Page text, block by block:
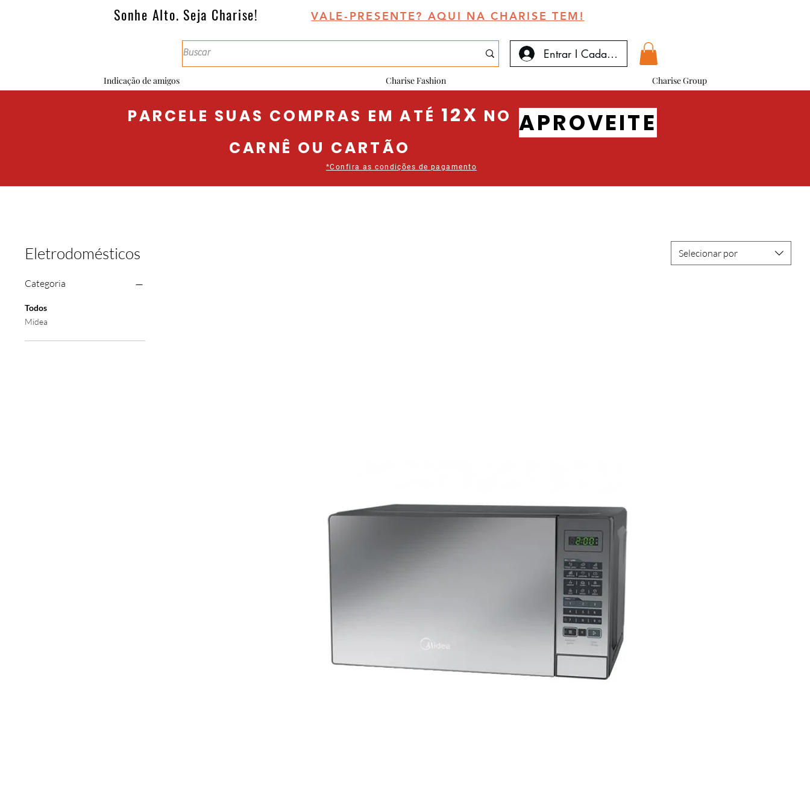
Sonhe Alto. Seja Charise! VALE-PRESENTE? AQUI NA CHARISE TEM!
Entrar I Cadastrar
Indicação de amigos Charise Fashion Charise Group
PARCELE SUAS COMPRAS EM ATÉ 12X NO
CARNÊ OU CARTÃO
APROVEITE
*Confira as condições de pagamento
Eletrodomésticos
Categoria
Todos
Midea
Selecionar por